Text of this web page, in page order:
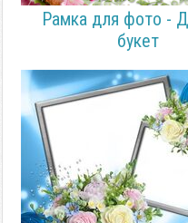
Рамка для фото -
букет